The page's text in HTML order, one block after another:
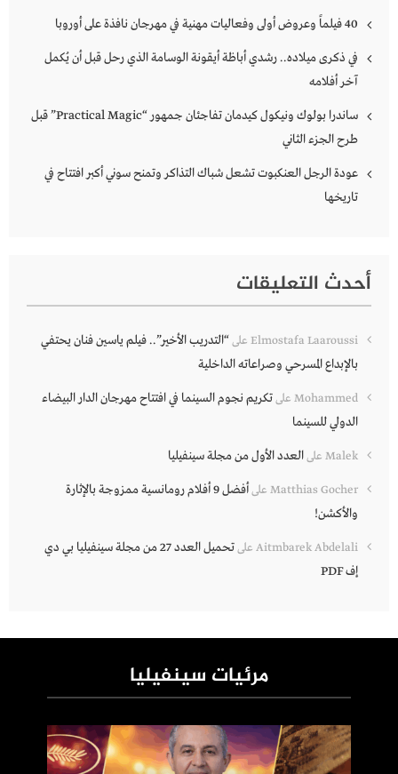
40 فيلماً وعروض أولى وفعاليات مهنية في مهرجان نافذة على أوروبا
في ذكرى ميلاده.. رشدي أباظة أيقونة الوسامة الذي رحل قبل أن يُكمل
آخر أفلامه
ساندرا بولوك ونيكول كيدمان تفاجئان جمهور “Practical Magic” قبل
طرح الجزء الثاني
عودة الرجل العنكبوت تشعل شباك التذاكر وتمنح سوني أكبر افتتاح في
تاريخها
أحدث التعليقات
Elmostafa Laaroussi على“التدريب الأخير”.. فيلم ياسين فنان يحتفي
بالإبداع المسرحي وصراعاته الداخلية
Mohammed علىتكريم نجوم السينما في افتتاح مهرجان الدار البيضاء
الدولي للسينما
Malek علىالعدد الأول من مجلة سينفيليا
Matthias Gocher على
أفضل 9 أفلام رومانسية ممزوجة بالإثارة
والأكشن!
Aitmbarek Abdelali على
تحميل العدد 27 من مجلة سينفيليا بي دي
إف PDF
مرئيات سينفيليا